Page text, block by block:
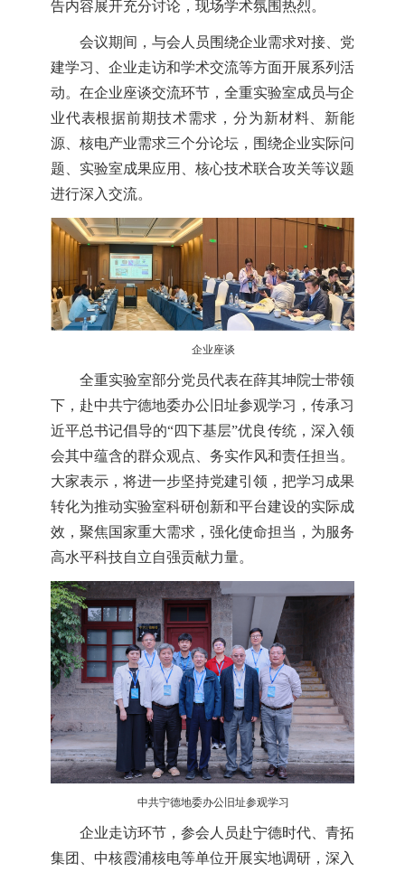
告内容展开充分讨论，现场学术氛围热烈。
会议期间，与会人员围绕企业需求对接、党
建学习、企业走访和学术交流等方面开展系列活
动。在企业座谈交流环节，全重实验室成员与企
业代表根据前期技术需求，分为新材料、新能
源、核电产业需求三个分论坛，围绕企业实际问
题、实验室成果应用、核心技术联合攻关等议题
进行深入交流。
企业座谈
全重实验室部分党员代表在薛其坤院士带领
下，赴中共宁德地委办公旧址参观学习，传承习
近平总书记倡导的“四下基层”优良传统，深入领
会其中蕴含的群众观点、务实作风和责任担当。
大家表示，将进一步坚持党建引领，把学习成果
转化为推动实验室科研创新和平台建设的实际成
效，聚焦国家重大需求，强化使命担当，为服务
高水平科技自立自强贡献力量。
中共宁德地委办公旧址参观学习
企业走访环节，参会人员赴宁德时代、青拓
集团、中核霞浦核电等单位开展实地调研，深入